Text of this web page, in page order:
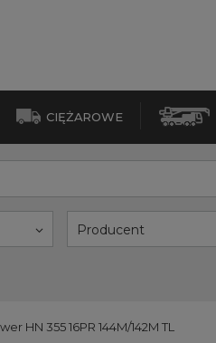
CIĘŻAROWE
Producent
HN 355 16PR 144M/142M TL